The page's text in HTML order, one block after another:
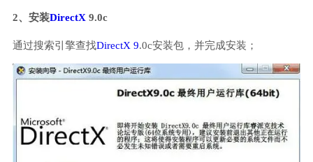
2、安装DirectX 9.0c
通过搜索引擎查找DirectX 9.0c安装包，并完成安装；